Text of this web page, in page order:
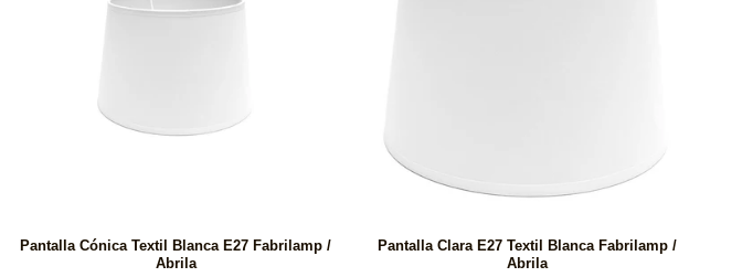
Pantalla Cónica Textil Blanca E27 Fabrilamp /
Abrila
Pantalla Clara E27 Textil Blanca Fabrilamp /
Abrila